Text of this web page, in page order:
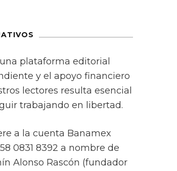
plataforma editorial
y el apoyo financiero
lectores resulta esencial
trabajando en libertad.
a la cuenta Banamex
0831 8392 a nombre de
Alonso Rascón (fundador